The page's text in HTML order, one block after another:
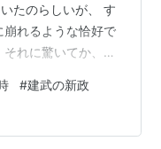
たのらしいが、 す
崩れるような恰好で
れに驚いてか、つ
し、 すぐ逃げ去ろ
思い直したふう
して恐々《こわご
#建武の新政